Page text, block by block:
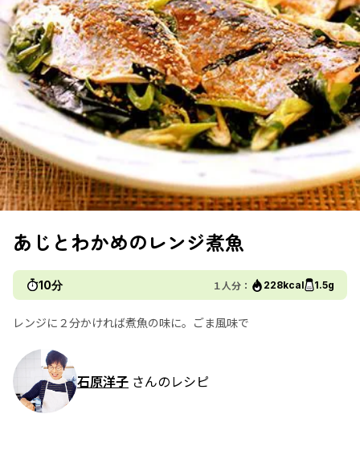
あじとわかめのレンジ煮魚
10分 １人分： 228kcal 1.5g
レンジに２分かければ煮魚の味に。ごま風味で
石原洋子 さんのレシピ